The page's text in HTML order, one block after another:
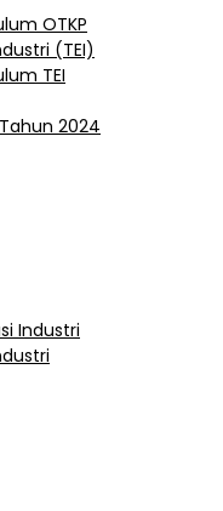
OTKP
(TEI)
TEI
2024
Industri